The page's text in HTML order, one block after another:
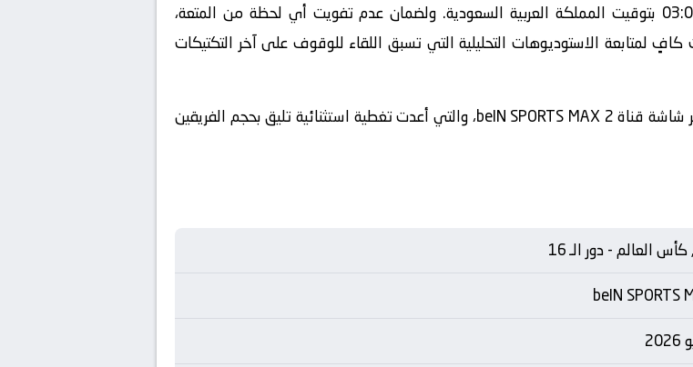
تنطلق أحداث هذه المباراة الحماسية في تمام الساعة 03:00 بتوقيت المملكة العربية السعودية. ولضمان عدم تفويت أي لحظة من المتعة،
لمتابعة الاستوديوهات التحليلية التي تسبق اللقاء للوقوف على آخر التكتيكات
​وسيتم نقل أحداث وفعاليات هذه المباراة المرتقبة حصرياً عبر شاشة قناة beIN SPORTS MAX 2، والتي أعدت تغطية استثنائية تليق بحجم الفريقين
العالم - دور الـ 16
beIN SPORTS